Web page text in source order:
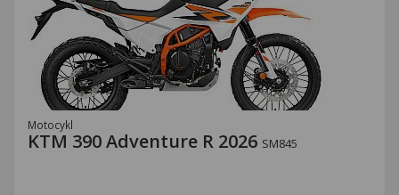
Motocykl
KTM 390 Adventure R 2026 SM845